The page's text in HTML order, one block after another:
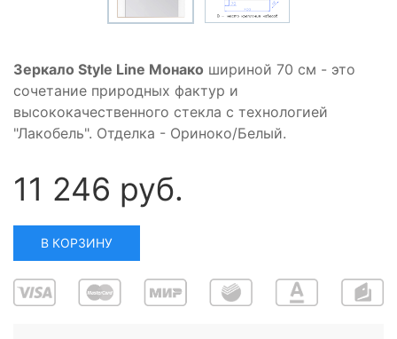
Зеркало Style Line Монако шириной 70 см - это
сочетание природных фактур и
высококачественного стекла с технологией
"Лакобель". Отделка - Ориноко/Белый.
11 246 руб.
В КОРЗИНУ